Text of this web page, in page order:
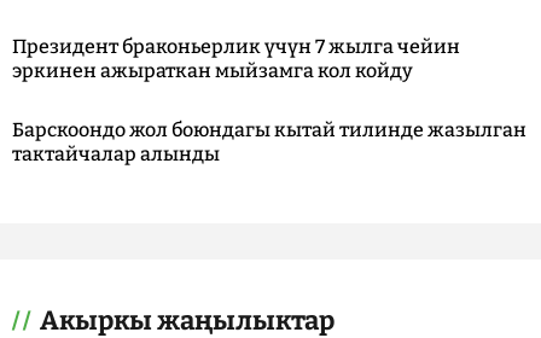
Президент браконьерлик үчүн 7 жылга чейин
эркинен ажыраткан мыйзамга кол койду
Барскоондо жол боюндагы кытай тилинде жазылган
тактайчалар алынды
Акыркы жаңылыктар